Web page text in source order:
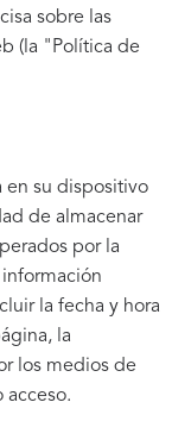
sobre las
(la "Política de
en su dispositivo
de almacenar
por la
la fecha y hora
la
los medios de
acceso.